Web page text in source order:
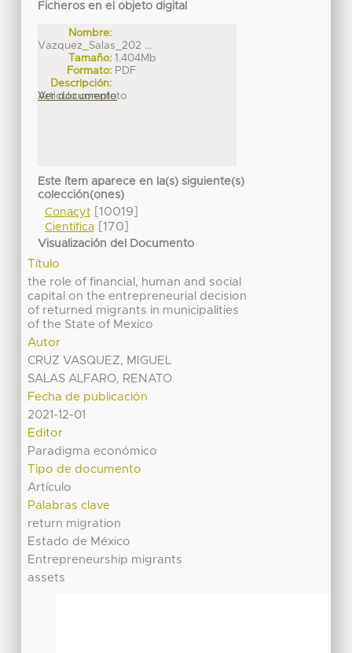
Ficheros en el objeto digital
Nombre:
Vazquez_Salas_202 ...
Tamaño: 1.404Mb
Formato: PDF
Descripción:
Articulo completo
Ver documento
Este ítem aparece en la(s) siguiente(s)
colección(ones)
Conacyt[10019]
Científica[170]
Visualización del Documento
Título
the role of financial, human and social
capital on the entrepreneurial decision
of returned migrants in municipalities
of the State of Mexico
Autor
CRUZ VASQUEZ, MIGUEL
SALAS ALFARO, RENATO
Fecha de publicación
2021-12-01
Editor
Paradigma económico
Tipo de documento
Artículo
Palabras clave
return migration
Estado de México
Entrepreneurship migrants
assets